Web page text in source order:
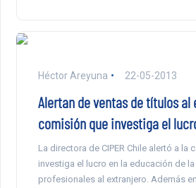
Héctor Areyuna 22-05-2013
Alertan de ventas de títulos al
comisión que investiga el
La directora de CIPER Chile alertó a la
investiga el lucro en la educación de
profesionales al extranjero. Además